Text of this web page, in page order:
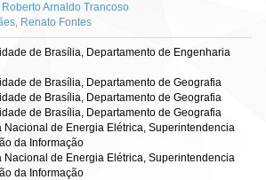
Arnaldo Trancoso
Renato Fontes
de Brasília, Departamento de Engenharia
de Brasília, Departamento de Geografia
de Brasília, Departamento de Geografia
de Brasília, Departamento de Geografia
Nacional de Energia Elétrica, Superintendencia
da Informação
Nacional de Energia Elétrica, Superintendencia
da Informação